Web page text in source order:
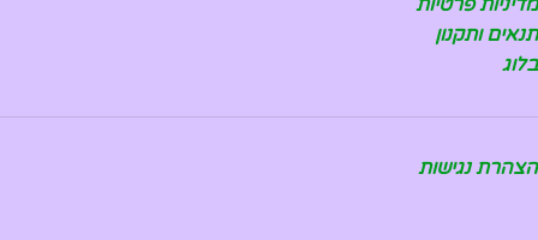
תנאים ותקנון
בלוג
הצהרת נגישות